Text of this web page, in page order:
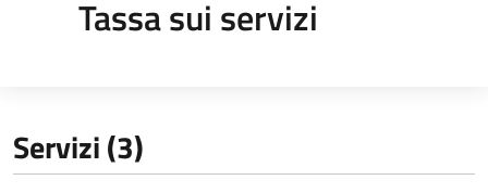
Tassa sui servizi
Servizi (3)